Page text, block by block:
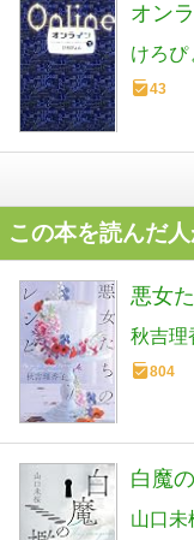
オン
けろぴ
43
この本を読んだ
悪女
秋吉理
804
白魔
山口未